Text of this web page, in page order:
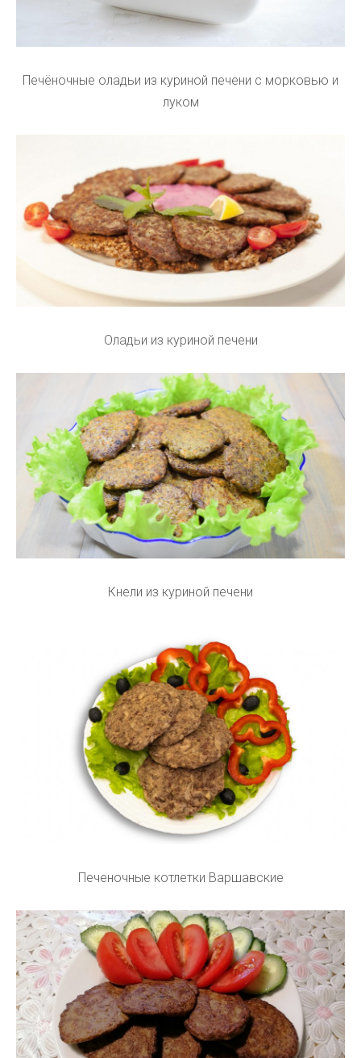
Печёночные оладьи из куриной печени с морковью и
луком
Оладьи из куриной печени
Кнели из куриной печени
Печеночные котлетки Варшавские